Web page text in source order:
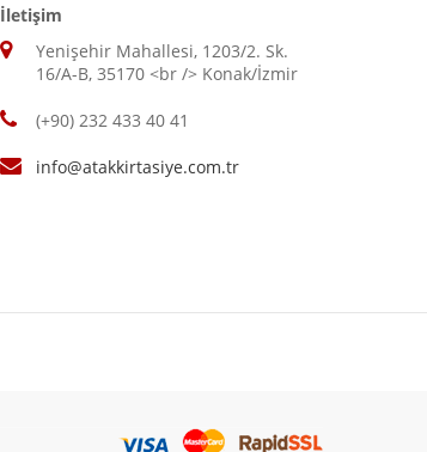
İletişim
Yenişehir Mahallesi, 1203/2. Sk.
16/A-B, 35170 <br /> Konak/İzmir
(+90) 232 433 40 41
info@atakkirtasiye.com.tr